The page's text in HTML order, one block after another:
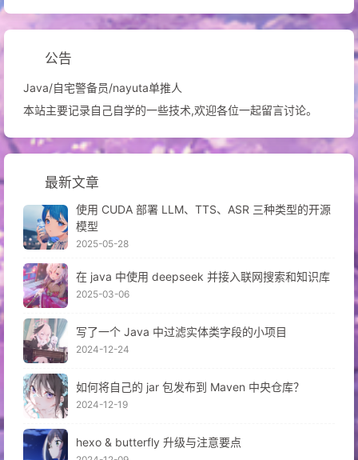
公告
Java/自宅警备员/nayuta单推人
本站主要记录自己自学的一些技术,欢迎各位一起留言讨论。
最新文章
使用 CUDA 部署 LLM、TTS、ASR 三种类型的开源
模型
2025-05-28
在 java 中使用 deepseek 并接入联网搜索和知识库
2025-03-06
写了一个 Java 中过滤实体类字段的小项目
2024-12-24
如何将自己的 jar 包发布到 Maven 中央仓库？
2024-12-19
hexo & butterfly 升级与注意要点